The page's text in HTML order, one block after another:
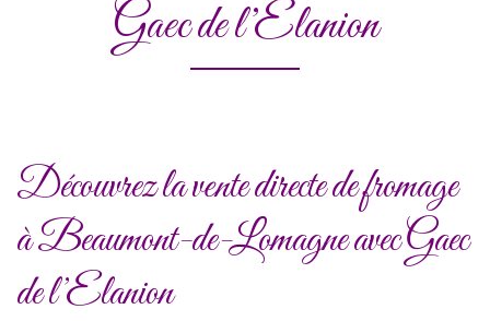
Gaec de l’Elanion
Découvrez la vente directe de fromage
à Beaumont-de-Lomagne avec Gaec
de l’Elanion